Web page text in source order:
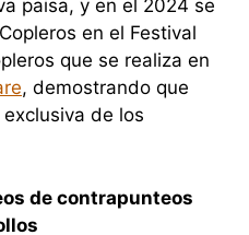
paisa, y en el 2024 se
en el Festival
que se realiza en
, demostrando que
de los
de contrapunteos